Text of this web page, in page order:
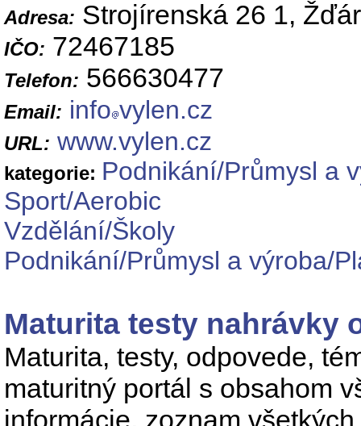
Adresa: Strojírenská 26 1,
IČO: 72467185
Telefon: 566630477
Email: info vylen.cz
URL: www.vylen.cz
kategorie: Podnikání/Průmysl a
Sport/Aerobic
Vzdělání/Školy
Podnikání/Průmysl a výroba/
Maturita testy nahrávky
Maturita, testy, odpovede,
maturitný portál s obsahom